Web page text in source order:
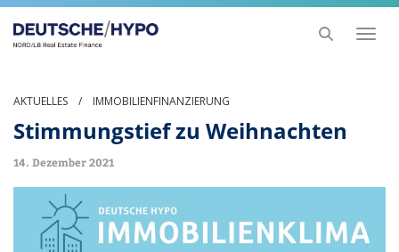
Toggle
AKTUELLES / IMMOBILIENFINANZIERUNG
Stimmungstief zu Weihnachten
14. Dezember 2021